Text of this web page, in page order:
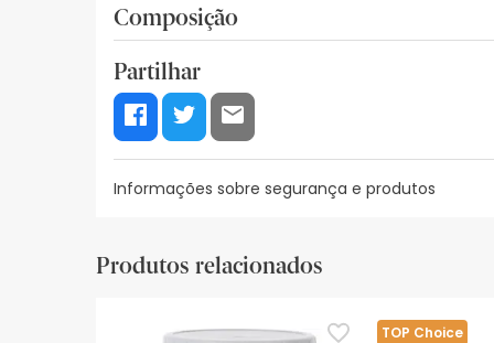
Composição
ZINCO, LINOLEATO DE GLICERILO, ACETATO DE
C14-22 ÁLCOOIS, EXTRACTO DE FLOR DE
PALMITATO DE GLICERILO, ESTEARATO DE
SULFATO DE ZINCO.
Partilhar
Informações sobre segurança e produtos
Recursos de segurança visual
De momento, não dispomos de imagens de
Produtos relacionados
TOP Choice